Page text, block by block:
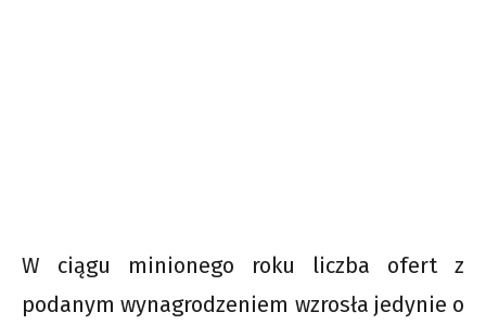
W ciągu minionego roku liczba ofert z
podanym wynagrodzeniem wzrosła jedynie o